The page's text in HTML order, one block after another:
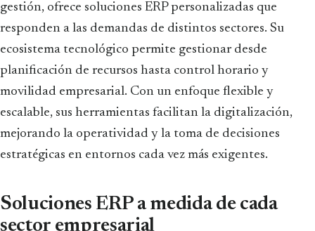
gestión, ofrece soluciones ERP personalizadas que
responden a las demandas de distintos sectores. Su
ecosistema tecnológico permite gestionar desde
planificación de recursos hasta control horario y
movilidad empresarial. Con un enfoque flexible y
escalable, sus herramientas facilitan la digitalización,
mejorando la operatividad y la toma de decisiones
estratégicas en entornos cada vez más exigentes.
Soluciones ERP a medida de cada
sector empresarial